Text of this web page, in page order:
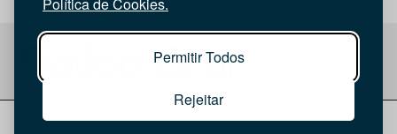
Permitir Todos
Rejeitar